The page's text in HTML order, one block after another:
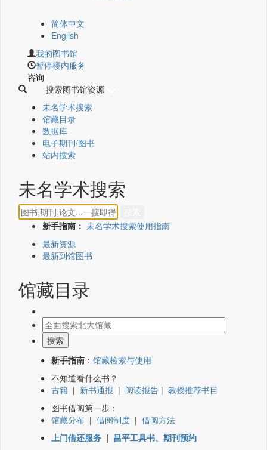
简体中文
English
我的图书馆
暂停楼内服务
咨询
搜索图书馆资源
未名学术搜索
馆藏目录
数据库
电子期刊/图书
站内搜索
未名学术搜索
新手指南： 未名学术搜索使用指南
最新资源
最新到馆图书
馆藏目录
新手指南 ： 馆藏检索与使用
不知道看什么书？
古籍 | 新书通报 | 阅读报告 | 教授推荐书目
图书借阅第一步：
馆藏分布 | 借阅制度 | 借阅方法
上门借还服务 | 昌平工具书、期刊预约